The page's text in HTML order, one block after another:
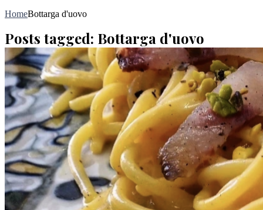
HomeBottarga d'uovo
Posts tagged: Bottarga d'uovo